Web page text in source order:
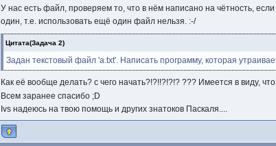
У нас есть файл, проверяем то, что в нём написано на чётность,
один, т.е. использовать ещё один файл нельзя. :-/
Цитата(Задача 2)
Задан текстовый файл 'a.txt'. Написать программу, которая
Как её вообще делать? с чего начать?!?!!?!?!? ??? Имеется в виду,
Всем заранее спасибо ;D
Ivs надеюсь на твою помощь и других знатоков Паскаля....